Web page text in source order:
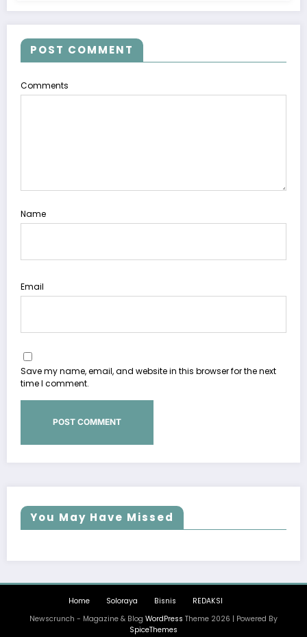
POST COMMENT
Comments
Name
Email
Save my name, email, and website in this browser for the next
time I comment.
You May Have Missed
Home Soloraya Bisnis
REDAKSI
Newscrunch - Magazine & Blog WordPress Theme 2026 | Powered By
SpiceThemes